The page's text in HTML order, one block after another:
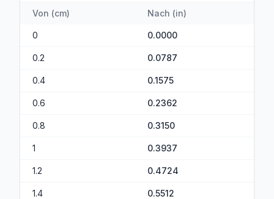
Von (cm) Nach (in)
0 0.0000
0.2 0.0787
0.4 0.1575
0.6 0.2362
0.8 0.3150
1 0.3937
1.2 0.4724
1.4 0.5512